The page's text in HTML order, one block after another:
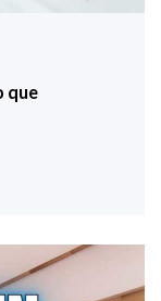
que
TODO LO QUE